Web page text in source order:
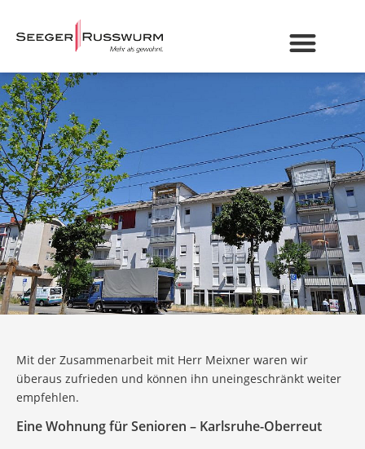
Eine Wohnung für Senioren – Karlsruhe-Oberreut
Mit der Zusammenarbeit mit Herr Meixner waren wir
überaus zufrieden und können ihn uneingeschränkt weiter
empfehlen.